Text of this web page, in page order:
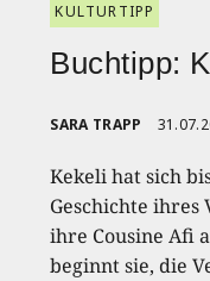
KULTURTIPP
Buchtipp:
SARA TRAPP
Kekeli hat sich
Geschichte ihres
ihre Cousine Afi
beginnt sie, die